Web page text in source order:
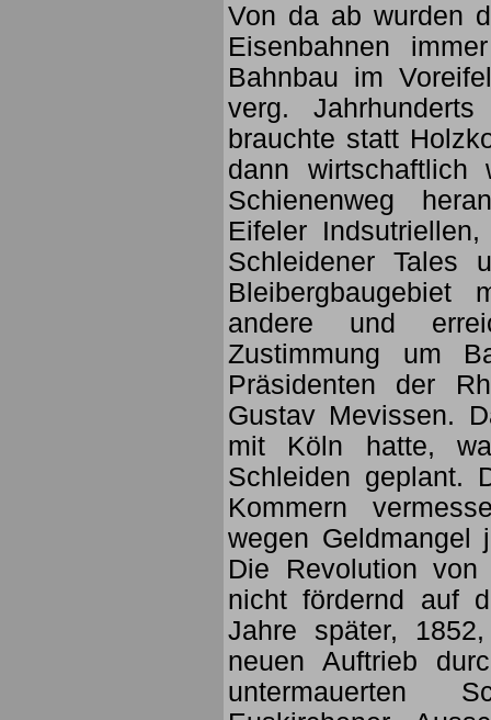
Von da ab wurden
Eisenbahnen
Bahnbau im
verg.
brauchte statt
dann
Schienenweg
Eifeler
Schleidener Tales
andere und
Zustimmung um
Präsidenten der
Gustav Mevissen.
mit Köln hatte,
Schleiden geplant.
Kommern
wegen Geldmangel
Die Revolution
nicht fördernd auf
Jahre später,
neuen Auftrieb
untermauerten